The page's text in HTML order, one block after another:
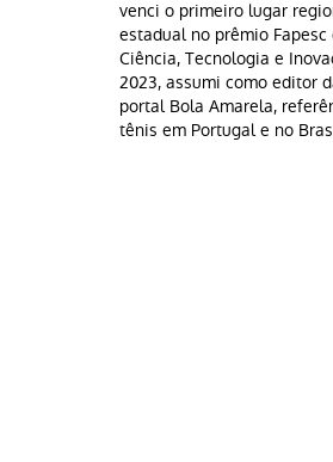
venci o primeiro lugar
estadual no prêmio
Ciência, Tecnologia e
2023, assumi como editor
portal Bola Amarela,
tênis em Portugal e no